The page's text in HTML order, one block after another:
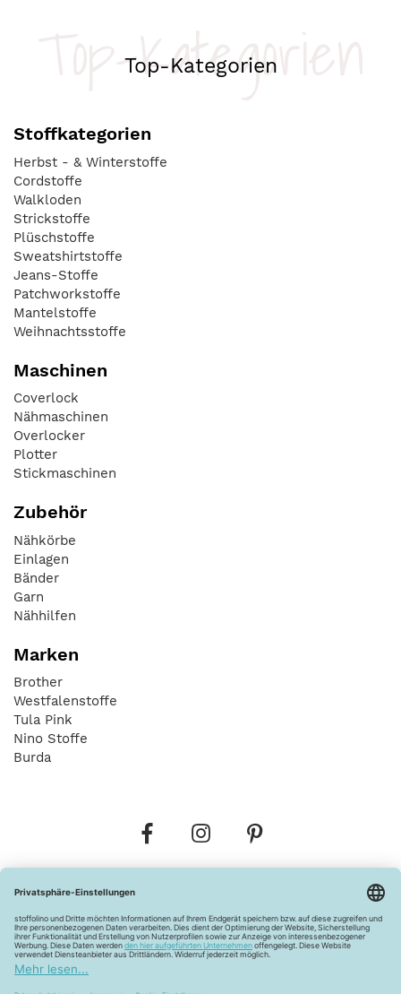
Top-Kategorien
Top-Kategorien
Stoffkategorien
Herbst - & Winterstoffe
Cordstoffe
Walkloden
Strickstoffe
Plüschstoffe
Sweatshirtstoffe
Jeans-Stoffe
Patchworkstoffe
Mantelstoffe
Weihnachtsstoffe
Maschinen
Coverlock
Nähmaschinen
Overlocker
Plotter
Stickmaschinen
Zubehör
Nähkörbe
Einlagen
Bänder
Garn
Nähhilfen
Marken
Brother
Westfalenstoffe
Tula Pink
Nino Stoffe
Burda
Widerrufsbelehrung Vertrag widerrufen
Barrierefreiheitserklärung